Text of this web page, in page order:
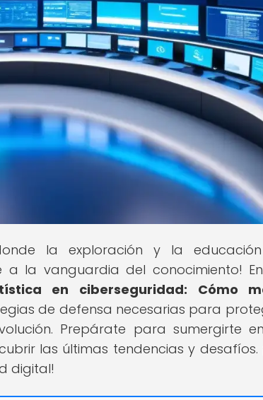
la exploración y la
a la vanguardia del conocimiento!
en ciberseguridad: Cómo
de defensa necesarias para
Prepárate para sumergirte
las últimas tendencias y desafíos.
digital!